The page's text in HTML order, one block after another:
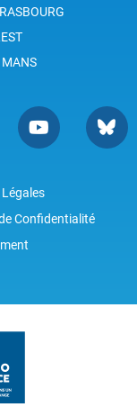
MANS
Confidentialité